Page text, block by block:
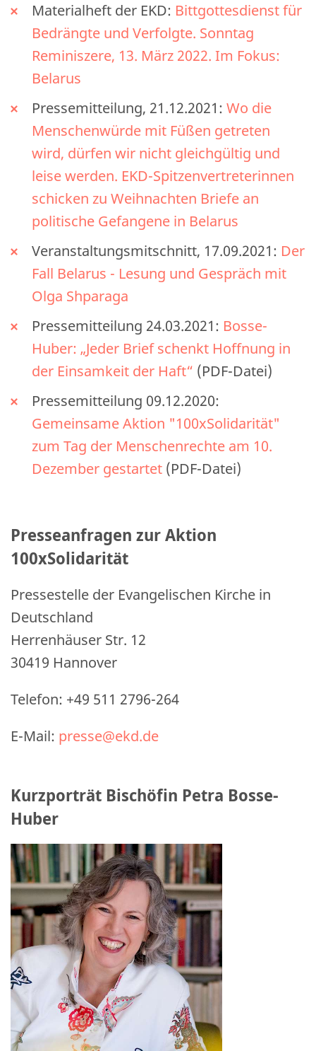
Materialheft der EKD: Bittgottesdienst für
Bedrängte und Verfolgte. Sonntag
Reminiszere, 13. März 2022. Im Fokus:
Belarus
Pressemitteilung, 21.12.2021: Wo die
Menschenwürde mit Füßen getreten
wird, dürfen wir nicht gleichgültig und
leise werden. EKD-Spitzenvertreterinnen
schicken zu Weihnachten Briefe an
politische Gefangene in Belarus
Veranstaltungsmitschnitt, 17.09.2021: Der
Fall Belarus - Lesung und Gespräch mit
Olga Shparaga
Pressemitteilung 24.03.2021: Bosse-
Huber: „Jeder Brief schenkt Hoffnung in
der Einsamkeit der Haft“ (PDF-Datei)
Pressemitteilung 09.12.2020:
Gemeinsame Aktion "100xSolidarität"
zum Tag der Menschenrechte am 10.
Dezember gestartet (PDF-Datei)
Presseanfragen zur Aktion
100xSolidarität
Pressestelle der Evangelischen Kirche in
Deutschland
Herrenhäuser Str. 12
30419 Hannover
Telefon: +49 511 2796-264
E-Mail: presse@ekd.de
Kurzporträt Bischöfin Petra Bosse-
Huber